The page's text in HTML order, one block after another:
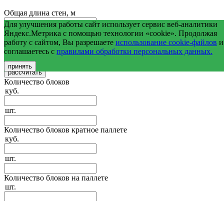
Общая длина стен, м
Средняя высота стен, м
Общая площадь оконных и дверных проемов, м2
Количество блоков
куб.
шт.
Количество блоков кратное паллете
куб.
шт.
Количество блоков на паллете
шт.
Для улучшения работы сайт использует сервис веб-аналитики
Яндекс.Метрика с помощью технологии «cookie». Продолжая
работу с сайтом, Вы разрешаете использование cookie-файлов и
соглашаетесь с правилами обработки персональных данных.
принять